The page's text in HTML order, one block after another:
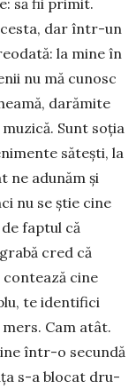
să fii primit.
dar într-un
la mine în
nu mă cunosc
darămite
Sunt soţia
săteşti, la
ne adunăm şi
nu se ştie cine
faptul că
cred că
cine
te iden­tifici
Cam atât.
într-o secundă
s-a blocat dru­